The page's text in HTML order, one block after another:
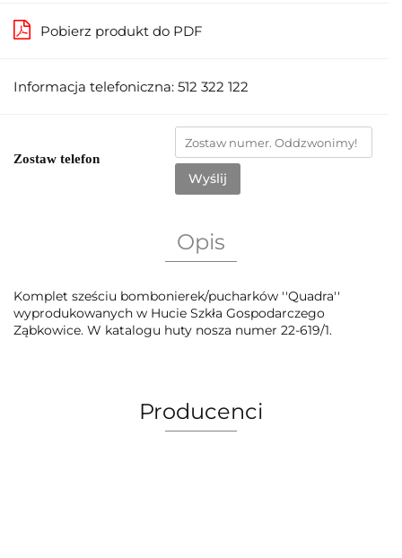
Pobierz produkt do PDF
Informacja telefoniczna: 512 322 122
Zostaw telefon
Wyślij
Opis
Komplet sześciu bombonierek/pucharków ''Quadra''
wyprodukowanych w Hucie Szkła Gospodarczego
Ząbkowice. W katalogu huty nosza numer 22-619/1.
Producenci